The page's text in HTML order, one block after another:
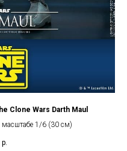
Clone Wars Darth Maul
1/6 (30 см)
р.